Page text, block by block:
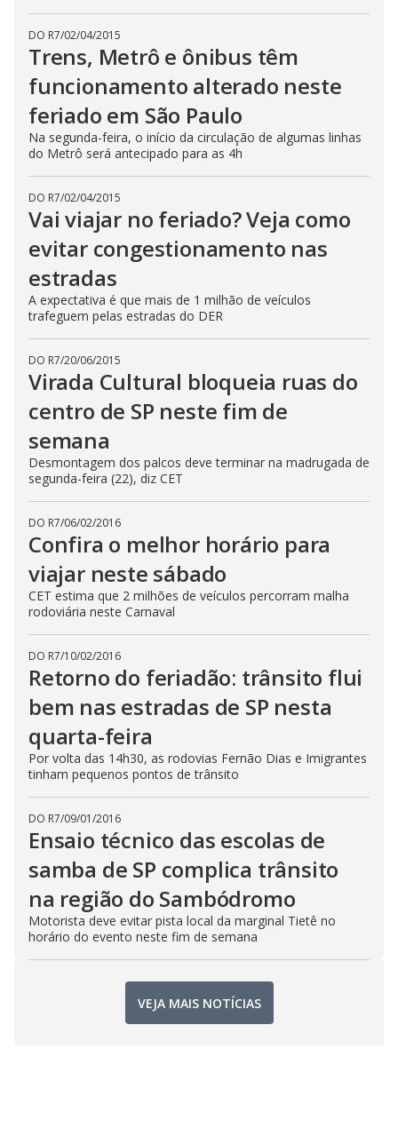
DO R7/02/04/2015
Trens, Metrô e ônibus têm
funcionamento alterado neste
feriado em São Paulo
Na segunda-feira, o início da circulação de algumas linhas
do Metrô será antecipado para as 4h
DO R7/02/04/2015
Vai viajar no feriado? Veja como
evitar congestionamento nas
estradas
A expectativa é que mais de 1 milhão de veículos
trafeguem pelas estradas do DER
DO R7/20/06/2015
Virada Cultural bloqueia ruas do
centro de SP neste fim de
semana
Desmontagem dos palcos deve terminar na madrugada de
segunda-feira (22), diz CET
DO R7/06/02/2016
Confira o melhor horário para
viajar neste sábado
CET estima que 2 milhões de veículos percorram malha
rodoviária neste Carnaval
DO R7/10/02/2016
Retorno do feriadão: trânsito flui
bem nas estradas de SP nesta
quarta-feira
Por volta das 14h30, as rodovias Fernão Dias e Imigrantes
tinham pequenos pontos de trânsito
DO R7/09/01/2016
Ensaio técnico das escolas de
samba de SP complica trânsito
na região do Sambódromo
Motorista deve evitar pista local da marginal Tietê no
horário do evento neste fim de semana
VEJA MAIS NOTÍCIAS